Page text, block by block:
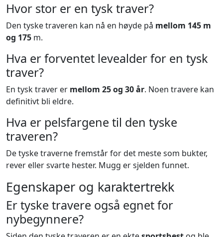
Hvor stor er en tysk traver?
Den tyske traveren kan nå en høyde på mellom 145 m
og 175 m.
Hva er forventet levealder for en tysk
traver?
En tysk traver er mellom 25 og 30 år. Noen travere kan
definitivt bli eldre.
Hva er pelsfargene til den tyske
traveren?
De tyske traverne fremstår for det meste som bukter,
rever eller svarte hester. Mugg er sjelden funnet.
Egenskaper og karaktertrekk
Er tyske travere også egnet for
nybegynnere?